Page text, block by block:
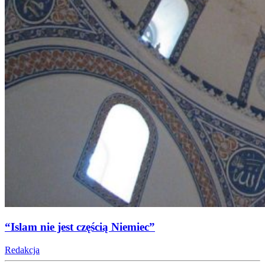
“Islam nie jest częścią Niemiec”
Redakcja